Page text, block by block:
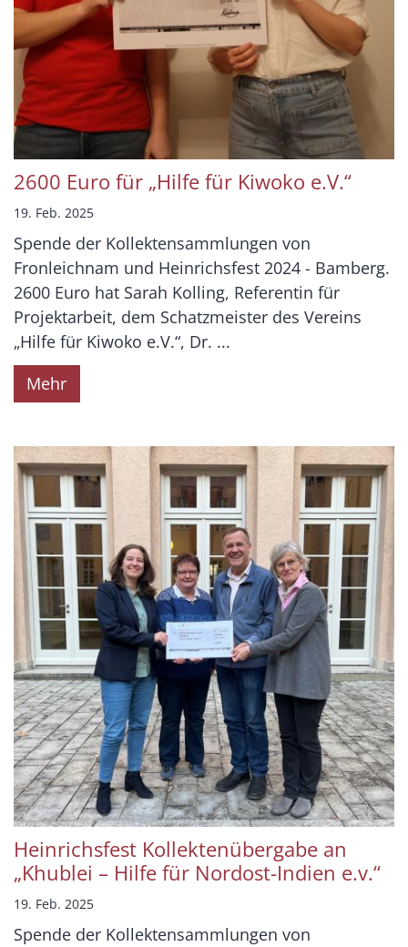
2600 Euro für „Hilfe für Kiwoko e.V.“
19. Feb. 2025
Spende der Kollektensammlungen von
Fronleichnam und Heinrichsfest 2024 - Bamberg.
2600 Euro hat Sarah Kolling, Referentin für
Projektarbeit, dem Schatzmeister des Vereins
„Hilfe für Kiwoko e.V.“, Dr. ...
Mehr
Heinrichsfest Kollektenübergabe an
„Khublei – Hilfe für Nordost-Indien e.v.“
19. Feb. 2025
Spende der Kollektensammlungen von